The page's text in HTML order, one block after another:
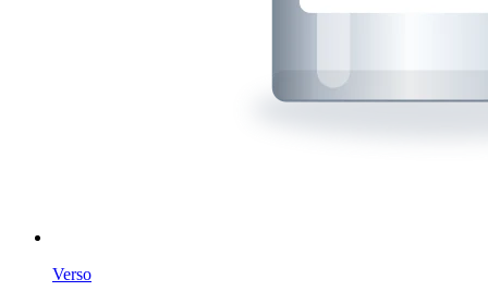
Verso